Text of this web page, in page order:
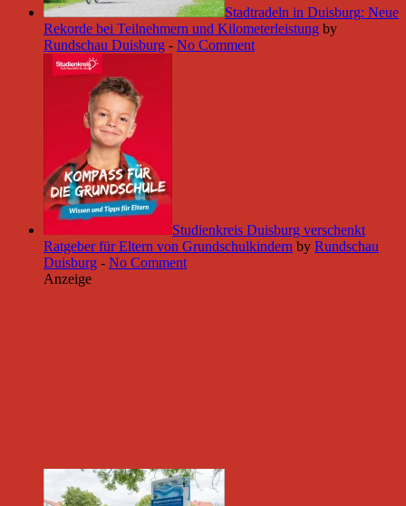
Stadtradeln in Duisburg: Neue
Rekorde bei Teilnehmern und Kilometerleistung by
Rundschau Duisburg - No Comment
Studienkreis Duisburg verschenkt
Ratgeber für Eltern von Grundschulkindern by Rundschau
Duisburg - No Comment
Anzeige